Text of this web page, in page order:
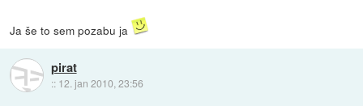
Ja še to sem pozabu ja
pirat
:: 12. jan 2010, 23:56